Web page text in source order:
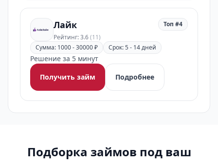
Лайк
Рейтинг: 3.6(11)
Топ #4
Сумма: 1000 - 30000 ₽ Срок: 5 - 14 дней
Решение за 5 минут
Получить займ
Подробнее
Подборка займов под ваш